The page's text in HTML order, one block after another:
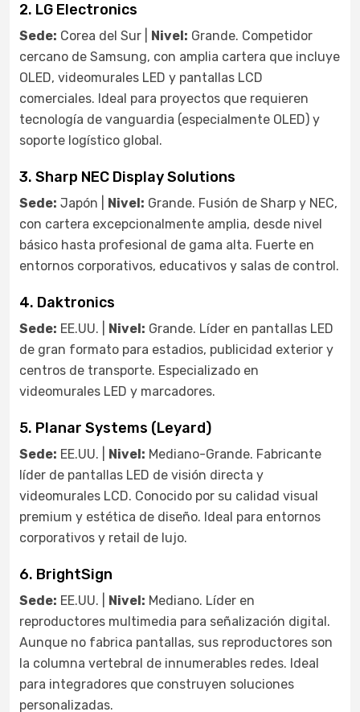
2. LG Electronics
Sede: Corea del Sur | Nivel: Grande. Competidor
cercano de Samsung, con amplia cartera que incluye
OLED, videomurales LED y pantallas LCD
comerciales. Ideal para proyectos que requieren
tecnología de vanguardia (especialmente OLED) y
soporte logístico global.
3. Sharp NEC Display Solutions
Sede: Japón | Nivel: Grande. Fusión de Sharp y NEC,
con cartera excepcionalmente amplia, desde nivel
básico hasta profesional de gama alta. Fuerte en
entornos corporativos, educativos y salas de control.
4. Daktronics
Sede: EE.UU. | Nivel: Grande. Líder en pantallas LED
de gran formato para estadios, publicidad exterior y
centros de transporte. Especializado en
videomurales LED y marcadores.
5. Planar Systems (Leyard)
Sede: EE.UU. | Nivel: Mediano-Grande. Fabricante
líder de pantallas LED de visión directa y
videomurales LCD. Conocido por su calidad visual
premium y estética de diseño. Ideal para entornos
corporativos y retail de lujo.
6. BrightSign
Sede: EE.UU. | Nivel: Mediano. Líder en
reproductores multimedia para señalización digital.
Aunque no fabrica pantallas, sus reproductores son
la columna vertebral de innumerables redes. Ideal
para integradores que construyen soluciones
personalizadas.